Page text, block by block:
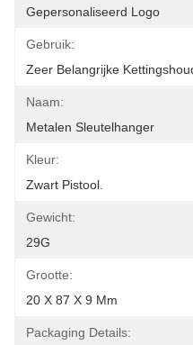
Gepersonaliseerd Logo
Gebruik:
Zeer Belangrijke
Naam:
Metalen Sleutelhanger
Kleur:
Zwart Pistool.
Gewicht:
29G
Grootte:
20 X 87 X 9 Mm
Packaging Details: